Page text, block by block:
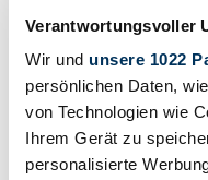
Verantwortungsvoller
Wir und unsere 1022
persönlichen Daten,
von Technologien wie
Ihrem Gerät zu
personalisierte
Über unsFahrzeugeIhre
Kontakt